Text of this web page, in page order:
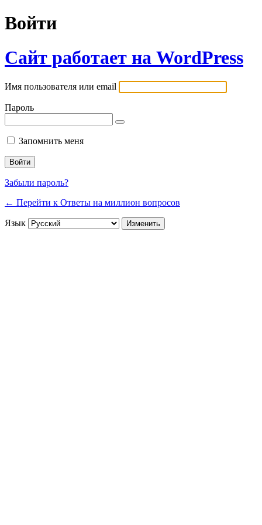
Войти
Сайт работает на WordPress
Имя пользователя или email
Пароль
Запомнить меня
Забыли пароль?
← Перейти к Ответы на миллион вопросов
Язык